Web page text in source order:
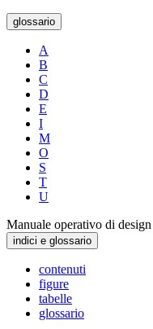
glossario
A
B
C
D
E
I
M
O
S
T
U
Manuale operativo di design
indici e glossario
contenuti
figure
tabelle
glossario